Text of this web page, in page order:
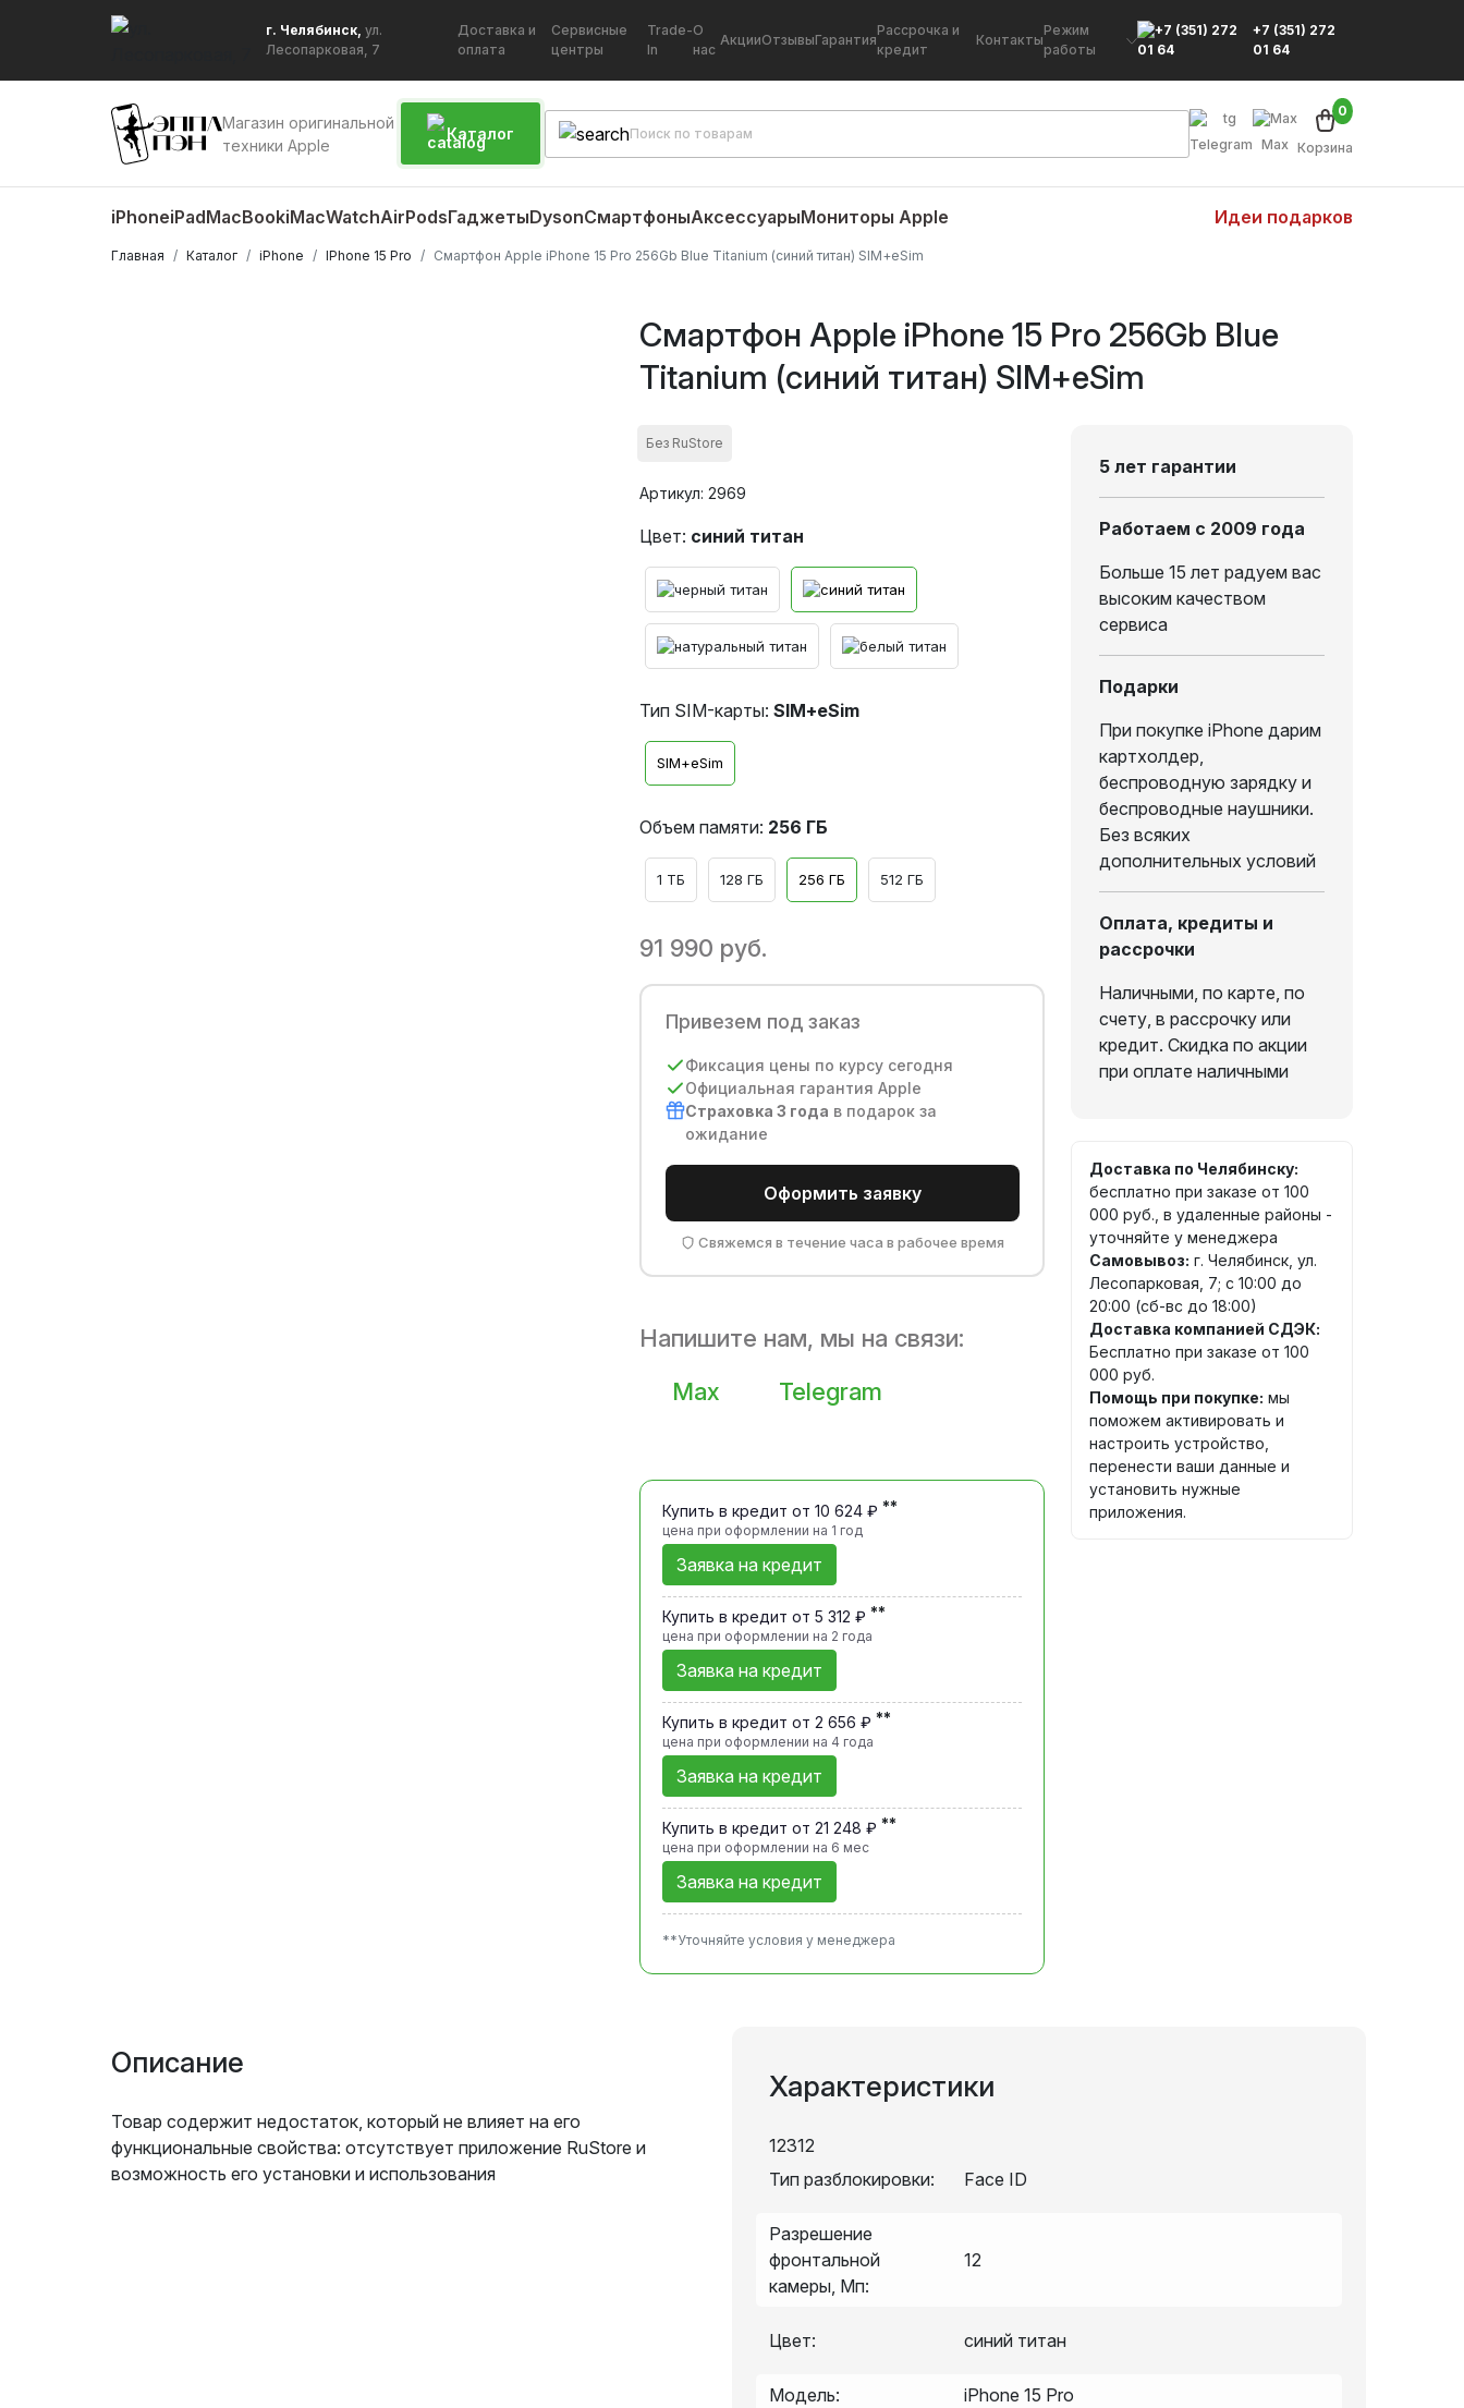
г. Челябинск, ул.
Лесопарковая, 7
Доставка и
оплата
Сервисные
центры
Trade-
In
О
нас
АкцииОтзывыГарантия
Рассрочка и
кредит
Контакты
Режим
работы
+7 (351) 272
01 64
Магазин оригинальной
техники Apple
Каталог
Telegram Max Корзина
0
iPhoneiPadMacBookiMacWatchAirPodsГаджетыDysonСмартфоныАксессуарыМониторы Apple Идеи подарков
Главная Каталог iPhone IPhone 15 Pro Смартфон Apple iPhone 15 Pro 256Gb Blue Titanium (синий титан) SIM+eSim
Смартфон Apple iPhone 15 Pro 256Gb Blue
Titanium (синий титан) SIM+eSim
Без RuStore
Артикул: 2969
Цвет: синий титан
Тип SIM-карты: SIM+eSim
SIM+eSim
Объем памяти: 256 ГБ
1 ТБ 128 ГБ 256 ГБ 512 ГБ
91 990 руб.
Привезем под заказ
Фиксация цены по курсу сегодня
Официальная гарантия Apple
Страховка 3 года в подарок за
ожидание
Оформить заявку
Свяжемся в течение часа в рабочее время
Напишите нам, мы на связи:
Max
Telegram
Купить в кредит от 10 624 ₽ **
цена при оформлении на 1 год
Заявка на кредит
Купить в кредит от 5 312 ₽ **
цена при оформлении на 2 года
Заявка на кредит
Купить в кредит от 2 656 ₽ **
цена при оформлении на 4 года
Заявка на кредит
Купить в кредит от 21 248 ₽ **
цена при оформлении на 6 мес
Заявка на кредит
**Уточняйте условия у менеджера
5 лет гарантии
Работаем с 2009 года
Больше 15 лет радуем вас
высоким качеством
сервиса
Подарки
При покупке iPhone дарим
картхолдер,
беспроводную зарядку и
беспроводные наушники.
Без всяких
дополнительных условий
Оплата, кредиты и
рассрочки
Наличными, по карте, по
счету, в рассрочку или
кредит. Скидка по акции
при оплате наличными
Доставка по Челябинску:
бесплатно при заказе от 100
000 руб., в удаленные районы -
уточняйте у менеджера
Самовывоз: г. Челябинск, ул.
Лесопарковая, 7; с 10:00 до
20:00 (сб-вс до 18:00)
Доставка компанией СДЭК:
Бесплатно при заказе от 100
000 руб.
Помощь при покупке: мы
поможем активировать и
настроить устройство,
перенести ваши данные и
установить нужные
приложения.
Описание
Товар содержит недостаток, который не влияет на его
функциональные свойства: отсутствует приложение RuStore и
возможность его установки и использования
Характеристики
12312
Тип разблокировки:
Face ID
Разрешение
фронтальной
камеры, Мп:
12
Цвет: синий титан
Модель: iPhone 15 Pro